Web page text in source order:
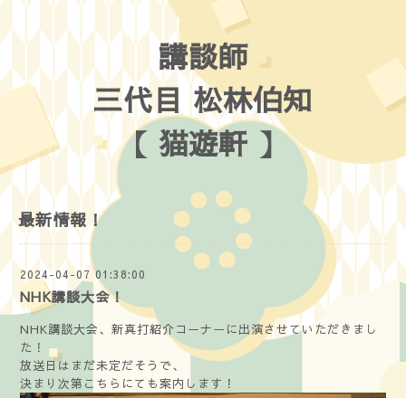
講談師
三代目 松林伯知
【 猫遊軒 】
最新情報！
2024-04-07 01:38:00
NHK講談大会！
NHK講談大会、新真打紹介コーナーに出演させていただきまし
た！
放送日はまだ未定だそうで、
決まり次第こちらにても案内します！